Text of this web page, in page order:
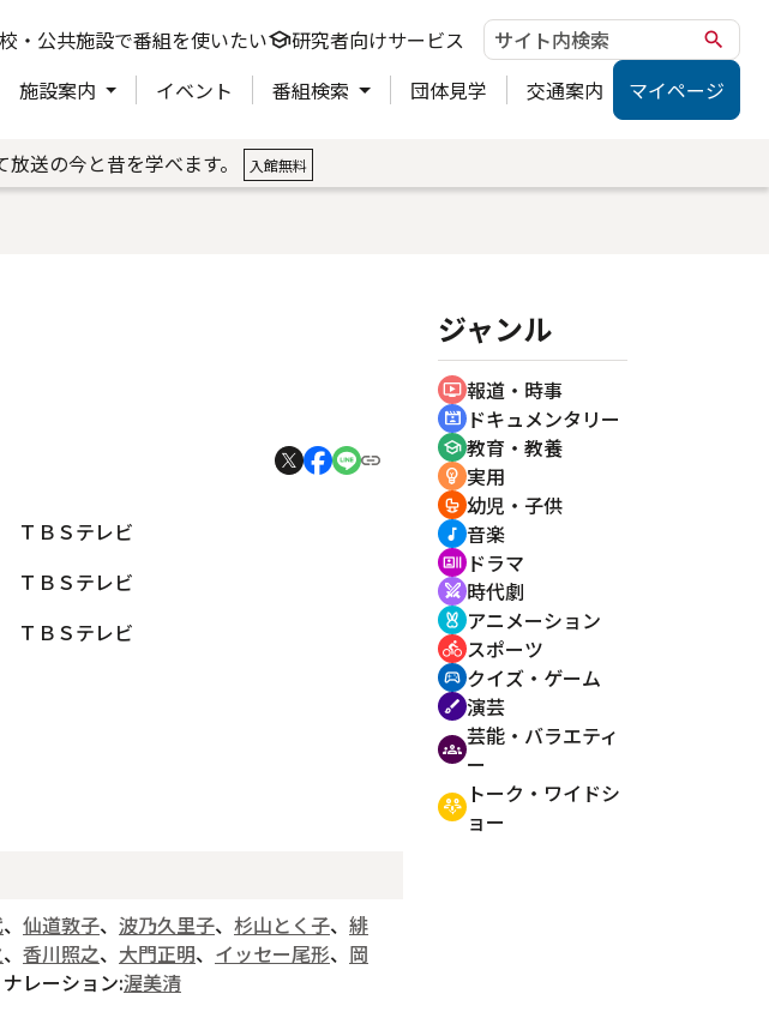
・公共施設で番組を使いたいschool研究者向けサービス search
施設案内 イベント 番組検索 団体見学 交通案内 マイページ
送の今と昔を学べます。 入館無料
ＴＢＳテレビ
ＴＢＳテレビ
ＴＢＳテレビ
、 仙道敦子、 波乃久里子、 杉山とく子、 緋
、 香川照之、 大門正明、 イッセー尾形、 岡
レーション:渥美清
ジャンル
ondemand_video 報道・時事
cinematic_blur ドキュメンタリー
school 教育・教養
emoji_objects 実用
crib 幼児・子供
music_note 音楽
recent_actors ドラマ
swords 時代劇
cruelty_free アニメーション
directions_bike スポーツ
sports_esports クイズ・ゲーム
brush 演芸
groups 芸能・バラエティ
ー
adaptive_audio_mic トーク・ワイドシ
ョー